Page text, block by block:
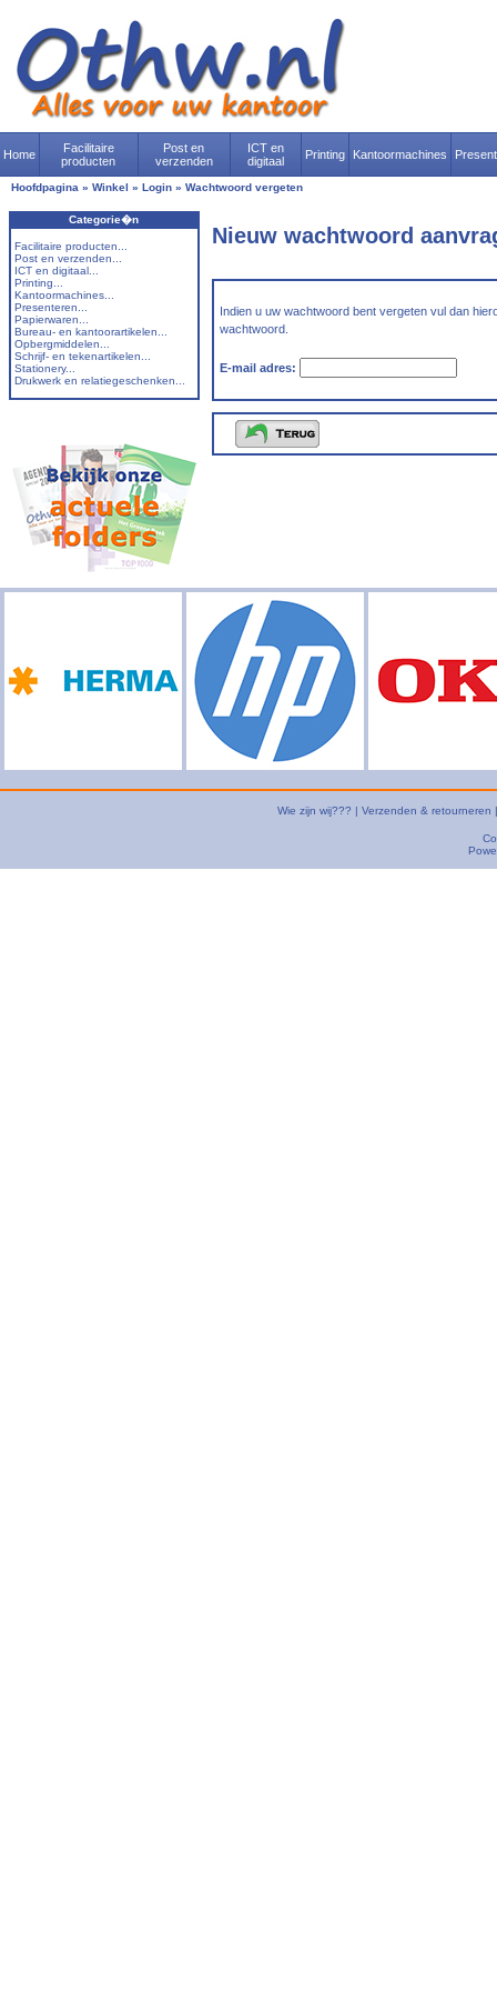
Home
Facilitaire
producten
Post en
verzenden
ICT en
digitaal
Printing Kantoormachines
Hoofdpagina » Winkel » Login » Wachtwoord vergeten
Categorie�n
Facilitaire producten...
Post en verzenden...
ICT en digitaal...
Printing...
Kantoormachines...
Presenteren...
Papierwaren...
Bureau- en kantoorartikelen...
Opbergmiddelen...
Schrijf- en tekenartikelen...
Stationery...
Drukwerk en relatiegeschenken...
Nieuw wachtwoord
Indien u uw wachtwoord bent vergeten vul dan
wachtwoord.
E-mail adres:
Wie zijn wij??? | Verzenden & retourneren